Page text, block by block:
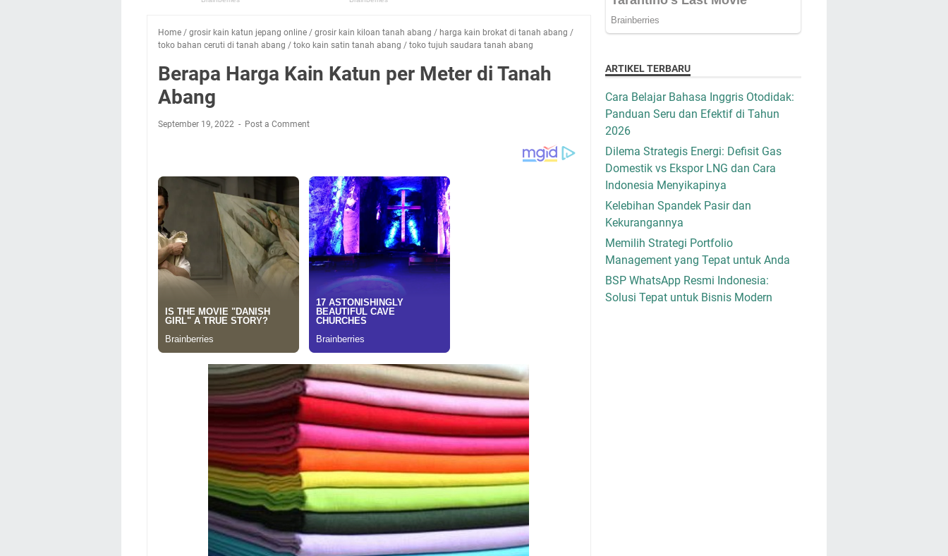
Home / grosir kain katun jepang online / grosir kain kiloan tanah abang / harga kain brokat di tanah abang /
toko bahan ceruti di tanah abang / toko kain satin tanah abang / toko tujuh saudara tanah abang
Berapa Harga Kain Katun per Meter di Tanah
Abang
September 19, 2022 Post a Comment
ARTIKEL TERBARU
Cara Belajar Bahasa Inggris Otodidak:
Panduan Seru dan Efektif di Tahun
2026
Dilema Strategis Energi: Defisit Gas
Domestik vs Ekspor LNG dan Cara
Indonesia Menyikapinya
Kelebihan Spandek Pasir dan
Kekurangannya
Memilih Strategi Portfolio
Management yang Tepat untuk Anda
BSP WhatsApp Resmi Indonesia:
Solusi Tepat untuk Bisnis Modern